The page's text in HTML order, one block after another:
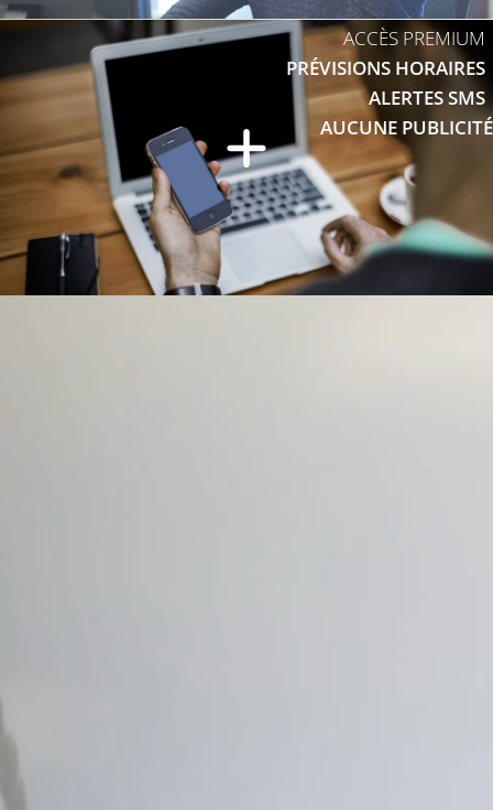
ACCÈS PREMIUM
PRÉVISIONS HORAIRES
ALERTES SMS
AUCUNE PUBLICITÉ